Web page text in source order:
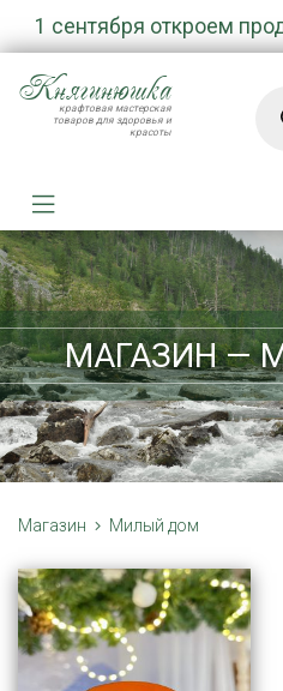
1 сентября откроем
Княгинюшка
крафтовая мастерская
товаров для здоровья и
красоты
МАГАЗИН —
Магазин Милый дом